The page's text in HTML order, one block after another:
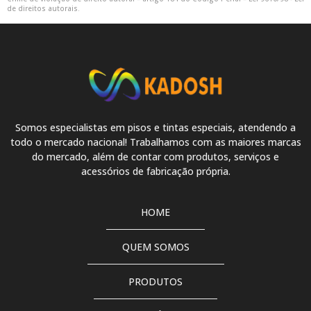
Tinta pu cinza claro
Tinta pu cinza grafite
Tinta pu com verniz
Tinta pu para piso 18 litros
Tinta pu para piso de concreto
de direitos autorais.
Somos especialistas em pisos e tintas especiais, atendendo a
todo o mercado nacional! Trabalhamos com as maiores marcas
do mercado, além de contar com produtos, serviços e
acessórios de fabricação própria.
HOME
QUEM SOMOS
PRODUTOS